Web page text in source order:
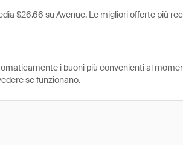
$26.66 su Avenue. Le migliori offerte più
i buoni più convenienti al
se funzionano.